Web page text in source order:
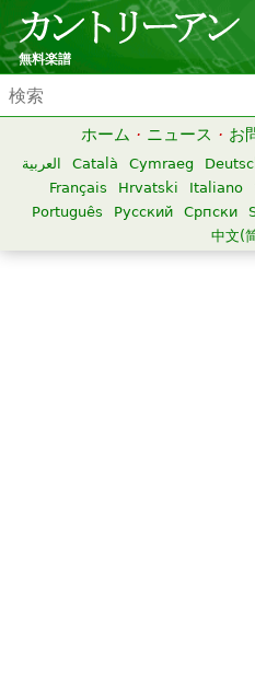
無料楽譜
ホーム · ニュース · お
العربية Català Cymraeg
Français
Hrvatski Italiano
Português
Русский Српски
中文(